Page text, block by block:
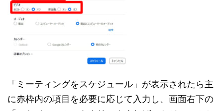
「ミーティングをスケジュール」が表示されたら主
に赤枠内の項目を必要に応じて入力し、画面右下の